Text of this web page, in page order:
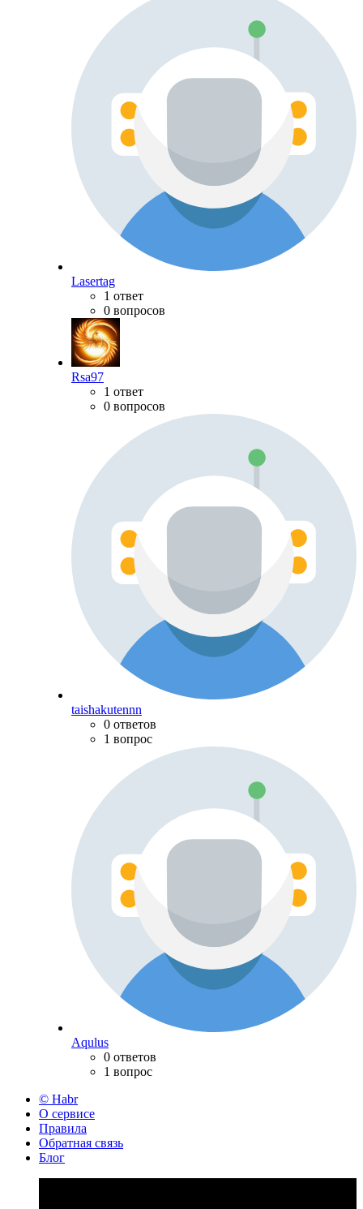
Lasertag
1 ответ
0 вопросов
Rsa97
1 ответ
0 вопросов
taishakutennn
0 ответов
1 вопрос
Aqulus
0 ответов
1 вопрос
© Habr
О сервисе
Правила
Обратная связь
Блог